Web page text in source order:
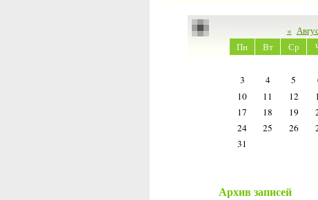
«
Пн
Вт Ср
3
4 5
10
11 12
17
18 19
24
25 26
31
Архив записей